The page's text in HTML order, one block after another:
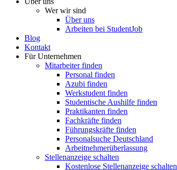
Wer wir sind
Über uns
Arbeiten bei StudentJob
Blog
Kontakt
Für Unternehmen
Mitarbeiter finden
Personal finden
Azubi finden
Werkstudent finden
Studentische Aushilfe finden
Praktikanten finden
Fachkräfte finden
Führungskräfte finden
Personalsuche Deutschland
Arbeitnehmerüberlassung
Stellenanzeige schalten
Kostenlose Stellenanzeige schalten